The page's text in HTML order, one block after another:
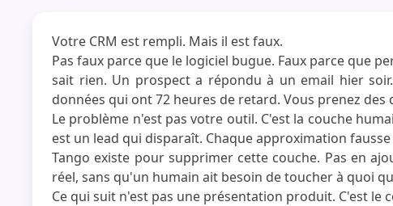
Votre CRM est rempli. Mais il est faux.
Pas faux parce que le logiciel bugue. Faux parce que
sait rien. Un prospect a répondu à un email hier
données qui ont 72 heures de retard. Vous prenez des
Le problème n'est pas votre outil. C'est la couche
est un lead qui disparaît. Chaque approximation
Tango existe pour supprimer cette couche. Pas en
réel, sans qu'un humain ait besoin de toucher à quoi
Ce qui suit n'est pas une présentation produit. C'est le